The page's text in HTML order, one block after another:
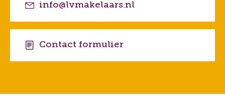
info@lvmakelaars.nl
Contact formulier